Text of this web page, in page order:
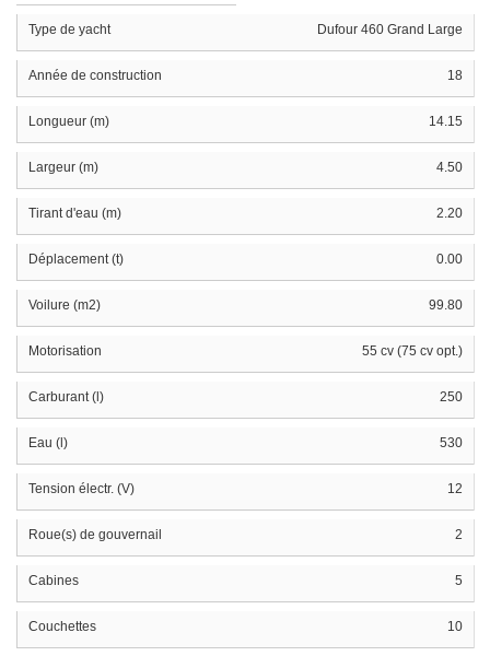
Type de yacht Dufour 460 Grand Large
Année de construction 18
Longueur (m) 14.15
Largeur (m) 4.50
Tirant d'eau (m) 2.20
Déplacement (t) 0.00
Voilure (m2) 99.80
Motorisation 55 cv (75 cv opt.)
Carburant (l) 250
Eau (l) 530
Tension électr. (V) 12
Roue(s) de gouvernail 2
Cabines 5
Couchettes 10